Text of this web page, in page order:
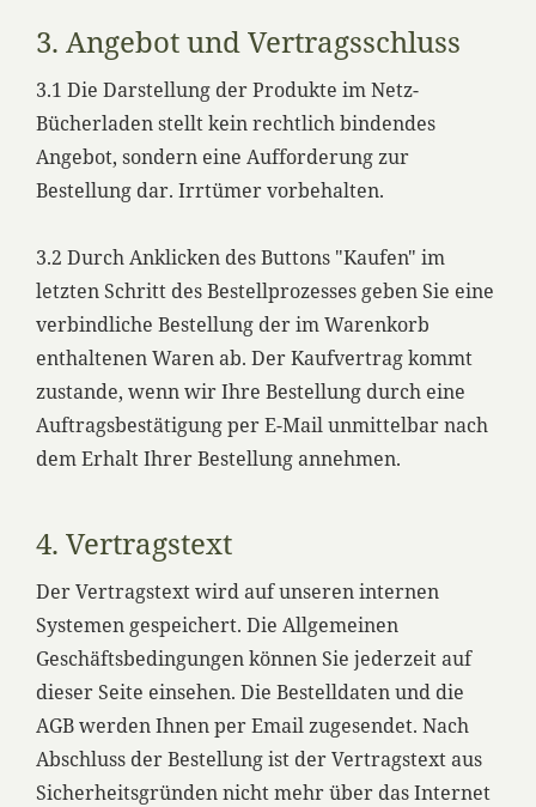
3. Angebot und Vertragsschluss
3.1 Die Darstellung der Produkte im Netz-
Bücherladen stellt kein rechtlich bindendes
Angebot, sondern eine Aufforderung zur
Bestellung dar. Irrtümer vorbehalten.
3.2 Durch Anklicken des Buttons "Kaufen" im
letzten Schritt des Bestellprozesses geben Sie eine
verbindliche Bestellung der im Warenkorb
enthaltenen Waren ab. Der Kaufvertrag kommt
zustande, wenn wir Ihre Bestellung durch eine
Auftragsbestätigung per E-Mail unmittelbar nach
dem Erhalt Ihrer Bestellung annehmen.
4. Vertragstext
Der Vertragstext wird auf unseren internen
Systemen gespeichert. Die Allgemeinen
Geschäftsbedingungen können Sie jederzeit auf
dieser Seite einsehen. Die Bestelldaten und die
AGB werden Ihnen per Email zugesendet. Nach
Abschluss der Bestellung ist der Vertragstext aus
Sicherheitsgründen nicht mehr über das Internet